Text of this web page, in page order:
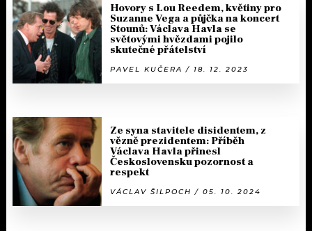
Hovory s Lou Reedem, květiny pro
Suzanne Vega a půjčka na koncert
Stounů: Václava Havla se
světovými hvězdami pojilo
skutečné přátelství
PAVEL KUČERA / 18. 12. 2023
Ze syna stavitele disidentem, z
vězně prezidentem: Příběh
Václava Havla přinesl
Československu pozornost a
respekt
VÁCLAV ŠILPOCH / 05. 10. 2024